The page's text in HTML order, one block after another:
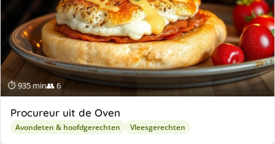
⏱ 935 min👥 6
Procureur uit de Oven
Avondeten & hoofdgerechten Vleesgerechten